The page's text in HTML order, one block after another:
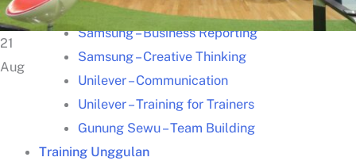
Lazada – Presentasi Memukau
Samsung – Business Reporting
Samsung – Creative Thinking
Unilever – Communication
Unilever – Training for Trainers
Gunung Sewu – Team Building
Training Unggulan
21
Aug